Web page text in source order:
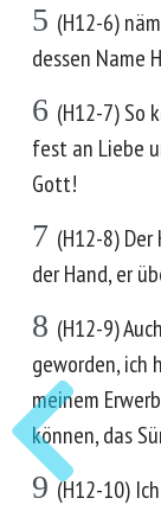
5 (H12-6)
dessen Name
6 (H12-7) So
fest an Liebe
Gott!
7 (H12-8)
der Hand, er
8 (H12-9)
geworden, ich
meinem
können, das
9 (H12-10)